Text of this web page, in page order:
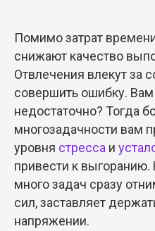
Помимо затрат
снижают качество
Отвлечения влекут за
совершить ошибку. Вам
недостаточно? Тогда
многозадачности вам
уровня стресса и
привести к
много задач сразу
сил, заставляет
напряжении.